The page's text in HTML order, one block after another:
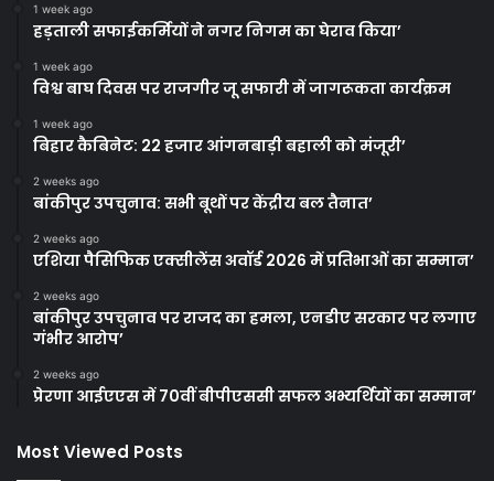
1 week ago
हड़ताली सफाईकर्मियों ने नगर निगम का घेराव किया’
1 week ago
विश्व बाघ दिवस पर राजगीर जू सफारी में जागरूकता कार्यक्रम
1 week ago
बिहार कैबिनेट: 22 हजार आंगनबाड़ी बहाली को मंजूरी’
2 weeks ago
बांकीपुर उपचुनाव: सभी बूथों पर केंद्रीय बल तैनात’
2 weeks ago
एशिया पैसिफिक एक्सीलेंस अवॉर्ड 2026 में प्रतिभाओं का सम्मान’
2 weeks ago
बांकीपुर उपचुनाव पर राजद का हमला, एनडीए सरकार पर लगाए
गंभीर आरोप’
2 weeks ago
प्रेरणा आईएएस में 70वीं बीपीएससी सफल अभ्यर्थियों का सम्मान’
Most Viewed Posts